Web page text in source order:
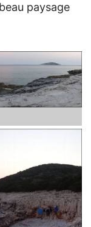
paysage